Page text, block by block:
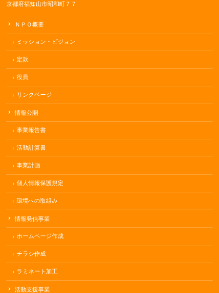
京都府福知山市昭和町７７
ＮＰＯ概要
ミッション・ビジョン
定款
役員
リンクページ
情報公開
事業報告書
活動計算書
事業計画
個人情報保護規定
環境への取組み
情報発信事業
ホームページ作成
チラシ作成
ラミネート加工
活動支援事業